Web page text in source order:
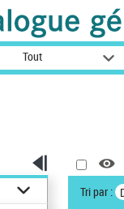
Tout
Tri par :